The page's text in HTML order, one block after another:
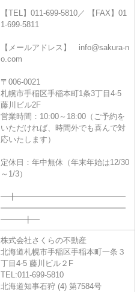
【TEL】011-699-5810／ 【FAX】01
1-699-5811
【メールアドレス】 info@sakura-n
o.com
〒006-0021
札幌市手稲区手稲本町1条3丁目4-5
藤川ビル2F
営業時間：10:00～18:00（ご予約を
いただければ、時間外でも喜んで対
応いたします）
定休日：年中無休（年末年始は12/30
～1/3）
━╋━━━━━━━━━━━━━━
━━━━━━━━━━━━━━━━
━━━╋━
株式会社さくらの不動産
北海道札幌市手稲区手稲本町一条３
丁目4-5 藤川ビル２F
TEL:011-699-5810
北海道知事石狩 (4) 第7584号